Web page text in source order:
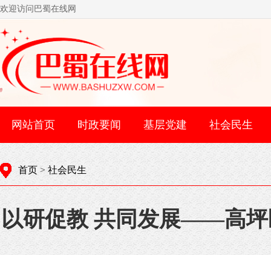
欢迎访问巴蜀在线网
网站首页 时政要闻 基层党建 社会民生
首页 > 社会民生
以研促教 共同发展——高坪